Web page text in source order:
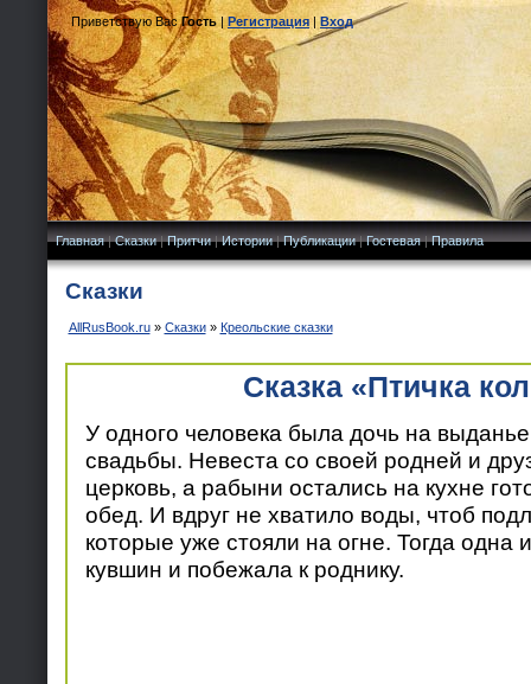
Приветствую Вас Гость|Регистрация|Вход
Главная|Сказки|Притчи|Истории|Публикации|Гостевая|Правила
Сказки
AllRusBook.ru» Сказки» Креольские сказки
Сказка «Птичка
У одного человека была дочь на
свадьбы. Невеста со своей родней и
церковь, а рабыни остались на кухне
обед. И вдруг не хватило воды, чтоб
которые уже стояли на огне. Тогда одна
кувшин и побежала к роднику.